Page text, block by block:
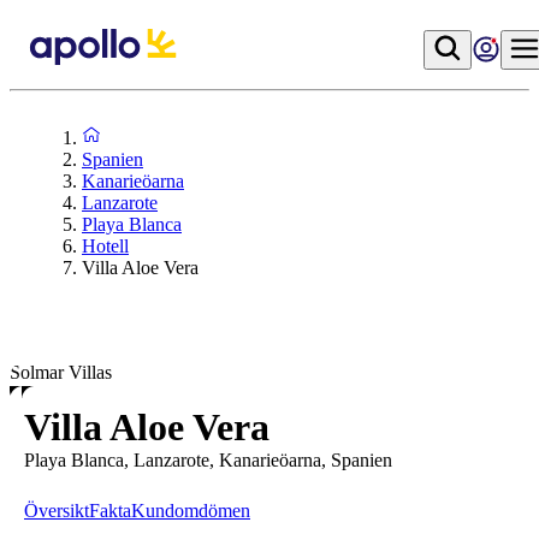
Spanien
Kanarieöarna
Lanzarote
Playa Blanca
Hotell
Villa Aloe Vera
Solmar Villas
Villa Aloe Vera
Playa Blanca, Lanzarote, Kanarieöarna, Spanien
ÖversiktFaktaKundomdömen